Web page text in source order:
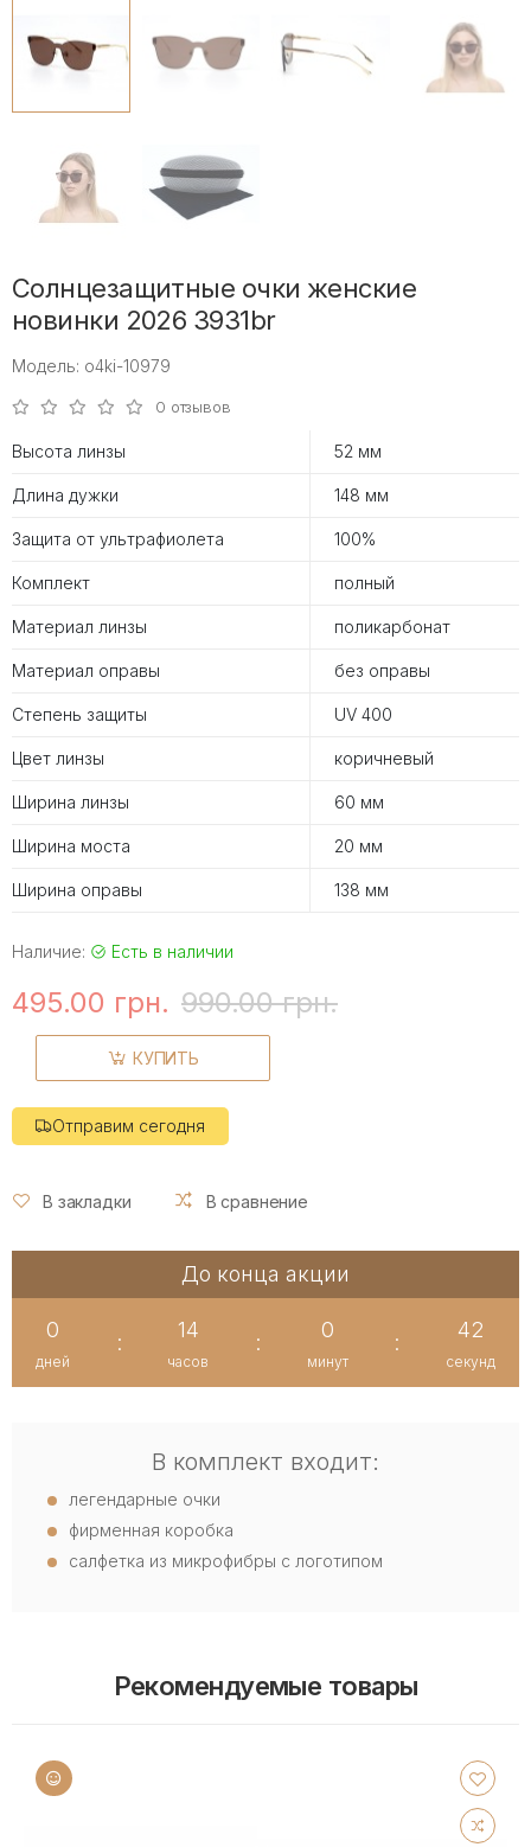
Солнцезащитные очки женские
новинки 2026 3931br
Модель: o4ki-10979
0 отзывов
Высота линзы 52 мм
Длина дужки 148 мм
Защита от ультрафиолета 100%
Комплект полный
Материал линзы поликарбонат
Материал оправы без оправы
Степень защиты UV 400
Цвет линзы коричневый
Ширина линзы 60 мм
Ширина моста 20 мм
Ширина оправы 138 мм
Наличие: Есть в наличии
495.00 грн. 990.00 грн.
КУПИТЬ
Отправим сегодня
В закладки В сравнение
До конца акции
0
дней
:
14
часов
:
0
минут
:
41
секунд
В комплект входит:
легендарные очки
фирменная коробка
салфетка из микрофибры с логотипом
Рекомендуемые товары